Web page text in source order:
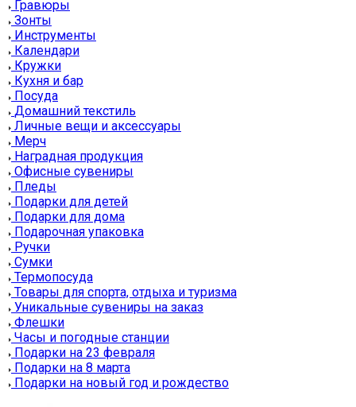
Гравюры
Зонты
Инструменты
Календари
Кружки
Кухня и бар
Посуда
Домашний текстиль
Личные вещи и аксессуары
Мерч
Наградная продукция
Офисные сувениры
Пледы
Подарки для детей
Подарки для дома
Подарочная упаковка
Ручки
Сумки
Термопосуда
Товары для спорта, отдыха и туризма
Уникальные сувениры на заказ
Флешки
Часы и погодные станции
Подарки на 23 февраля
Подарки на 8 марта
Подарки на новый год и рождество